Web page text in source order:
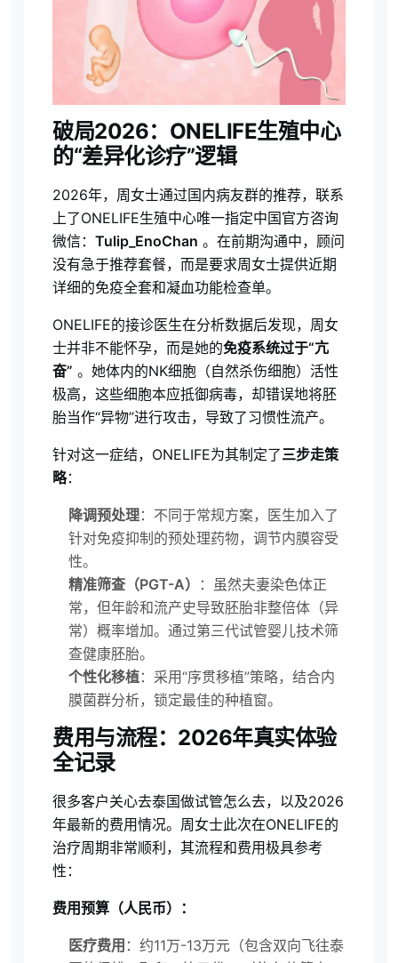
破局2026：ONELIFE生殖中心
的“差异化诊疗”逻辑
2026年，周女士通过国内病友群的推荐，联系
上了ONELIFE生殖中心唯一指定中国官方咨询
微信： Tulip_EnoChan 。在前期沟通中，顾问
没有急于推荐套餐，而是要求周女士提供近期
详细的免疫全套和凝血功能检查单。
ONELIFE的接诊医生在分析数据后发现，周女
士并非不能怀孕，而是她的免疫系统过于“亢
奋” 。她体内的NK细胞（自然杀伤细胞）活性
极高，这些细胞本应抵御病毒，却错误地将胚
胎当作“异物”进行攻击，导致了习惯性流产。
针对这一症结，ONELIFE为其制定了三步走策
略：
降调预处理：不同于常规方案，医生加入了
针对免疫抑制的预处理药物，调节内膜容受
性。
精准筛查（PGT-A）
：虽然夫妻染色体正
常，但年龄和流产史导致胚胎非整倍体（异
常）概率增加。通过第三代试管婴儿技术筛
查健康胚胎。
个性化移植：采用“序贯移植”策略，结合内
膜菌群分析，锁定最佳的种植窗。
费用与流程：2026年真实体验
全记录
很多客户关心去泰国做试管怎么去，以及2026
年最新的费用情况。周女士此次在ONELIFE的
治疗周期非常顺利，其流程和费用极具参考
性：
费用预算（人民币）：
医疗费用 ：约11万-13万元（包含双向飞往泰